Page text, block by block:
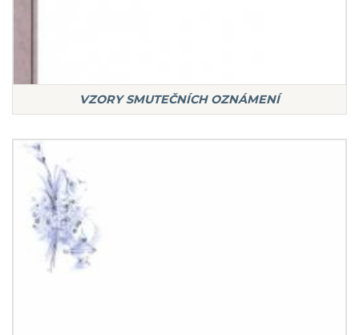
VZORY SMUTEČNÍCH OZNÁMENÍ